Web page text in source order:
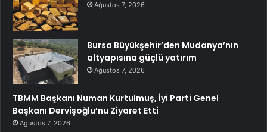
Ağustos 7, 2026
Bursa Büyükşehir’den Mudanya’nın
altyapısına güçlü yatırım
Ağustos 7, 2026
TBMM Başkanı Numan Kurtulmuş, İyi Parti Genel
Başkanı Dervişoğlu’nu Ziyaret Etti
Ağustos 7, 2026